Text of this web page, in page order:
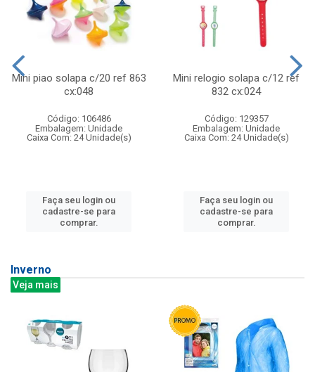
Mini piao solapa c/20 ref 863
cx:048
Código: 106486
Embalagem: Unidade
Caixa Com: 24 Unidade(s)
Faça seu login ou
cadastre-se para
comprar.
Mini relogio solapa c/12 ref
832 cx:024
Código: 129357
Embalagem: Unidade
Caixa Com: 24 Unidade(s)
Faça seu login ou
cadastre-se para
comprar.
Inverno
Veja mais